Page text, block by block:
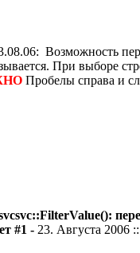
Возможность
При выборе
Пробелы справа и
#1 - 23. Августа 2006